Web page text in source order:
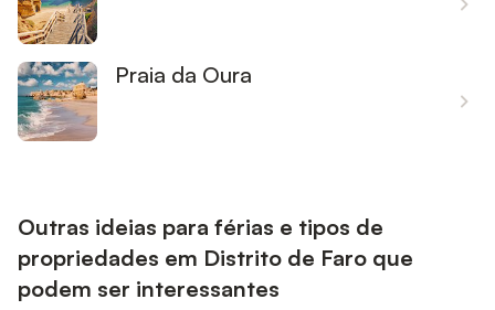
Praia da Oura
Outras ideias para férias e tipos de
propriedades em Distrito de Faro que
podem ser interessantes